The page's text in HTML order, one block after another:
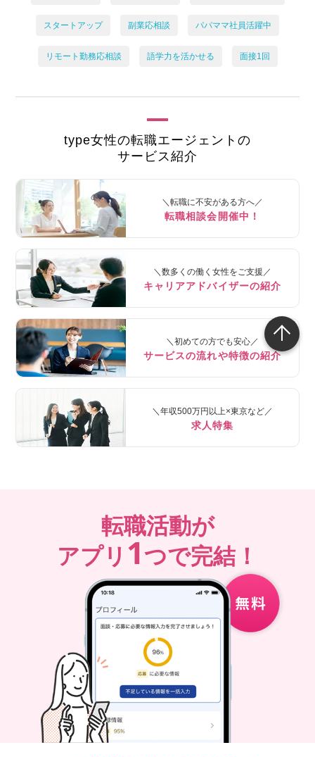
スタートアップ 副業応相談 パパママ社員活躍中
リモート勤務応相談 語学力を活かせる 面接1回
type女性の転職エージェントの
サービス紹介
＼転職に不安がある方へ／
転職相談会開催中！
＼数多くの働く女性をご支援／
キャリアアドバイザーの紹介
＼初めての方でも安心／
サービスの流れや特徴の紹介
＼年収500万円以上×東京など／
求人特集
転職活動が
アプリ 1つで完結！